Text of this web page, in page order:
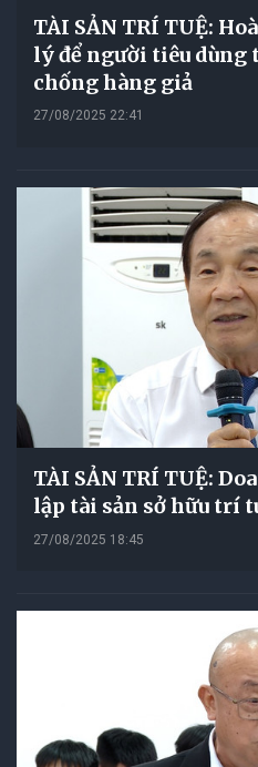
TÀI SẢN TRÍ TUỆ:
lý để người tiêu dùng
chống hàng giả
27/08/2025 22:41
TÀI SẢN TRÍ TUỆ:
lập tài sản sở hữu trí
27/08/2025 18:45